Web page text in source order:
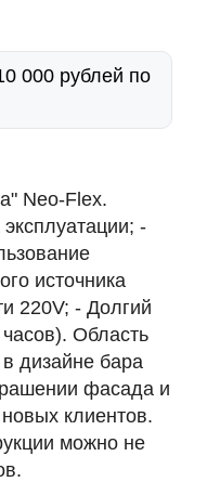
000 рублей по
Neo-Flex.
-
источника
220V; - Долгий
Область
дизайне бара
фасада и
клиентов.
можно не